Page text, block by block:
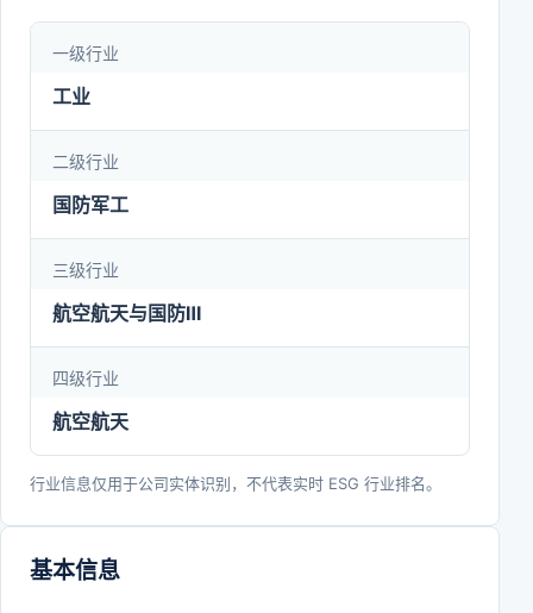
司以建设治理规范、业绩卓越的优秀上市公司为目
标，不断推进自主创新和技术进步，提高产品质量和
管理体系，提升运营绩效水平；积极履行企业社会责
任，维护客户、股东、员工和其他利益相关方权益，
努力打造主业鲜明、能力突出、经营合规、诚实守信
的上市公司，为国家、客户、股东和社会创造价值。
一级行业
工业
二级行业
国防军工
三级行业
航空航天与国防Ⅲ
四级行业
航空航天
行业信息仅用于公司实体识别，不代表实时 ESG 行业排名。
基本信息